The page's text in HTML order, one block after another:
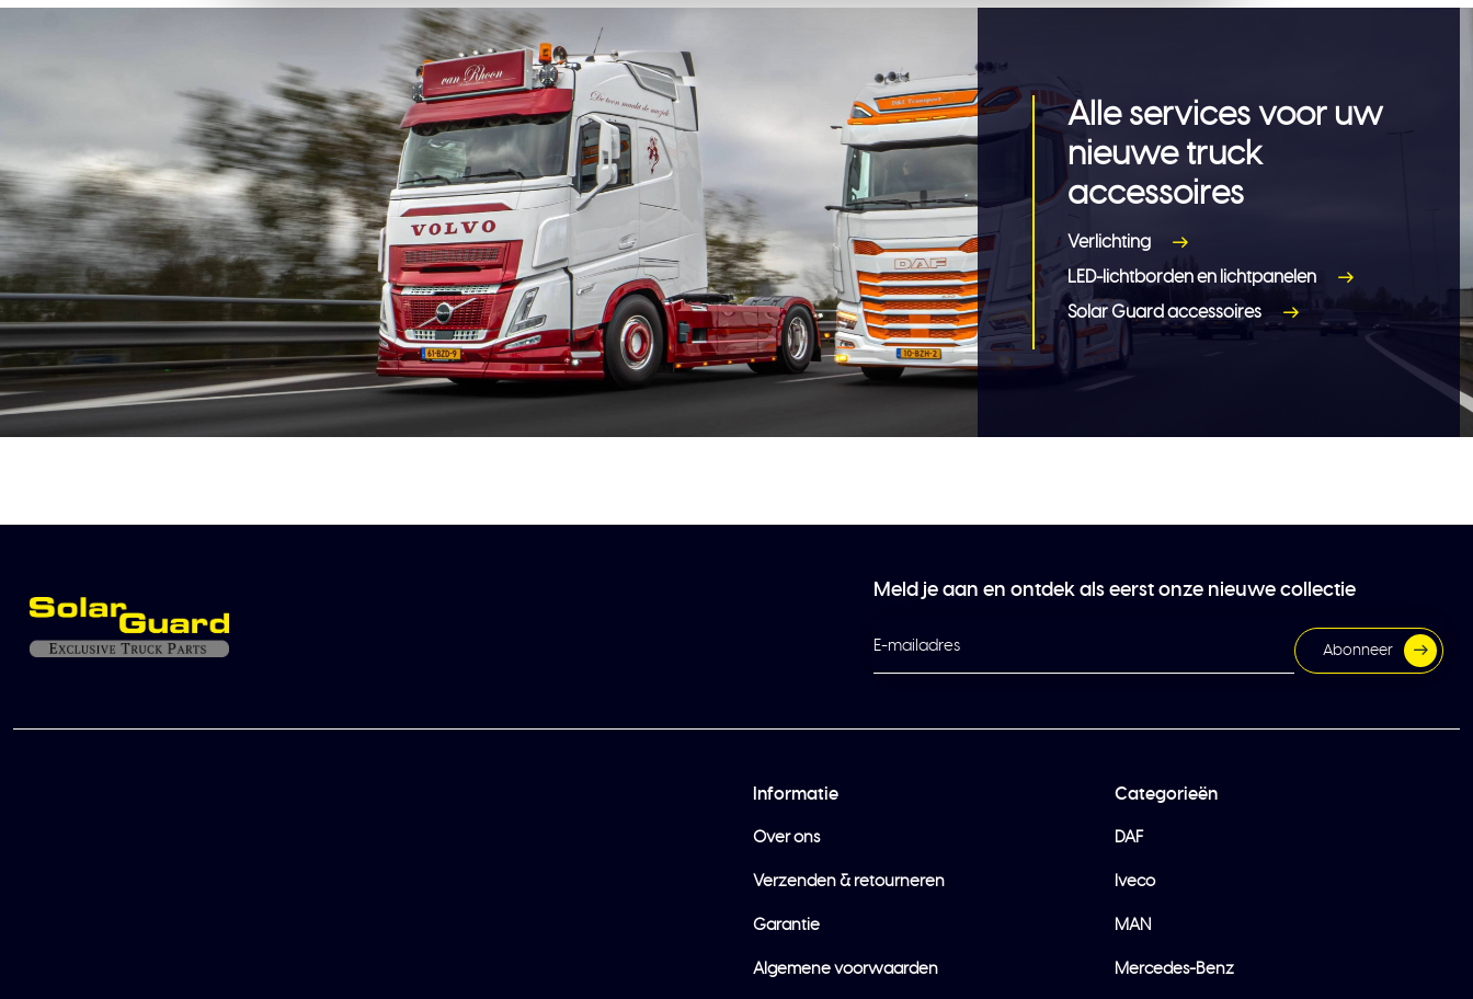
Alle services voor uw
nieuwe truck
accessoires
Verlichting
LED-lichtborden en lichtpanelen
Solar Guard accessoires
Meld je aan en ontdek als eerst onze nieuwe collectie
Abonneer
Informatie
Over ons
Verzenden & retourneren
Garantie
Algemene voorwaarden
Categorieën
DAF
Iveco
MAN
Mercedes-Benz